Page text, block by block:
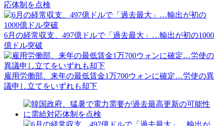
応体制を点検
6月の経常収支、497億ドルで「過去最大」…輸出が初の1000
億ドル突破
雇用労働部、来年の最低賃金1万700ウォンに確定…労使の異
議申し立てをいずれも却下